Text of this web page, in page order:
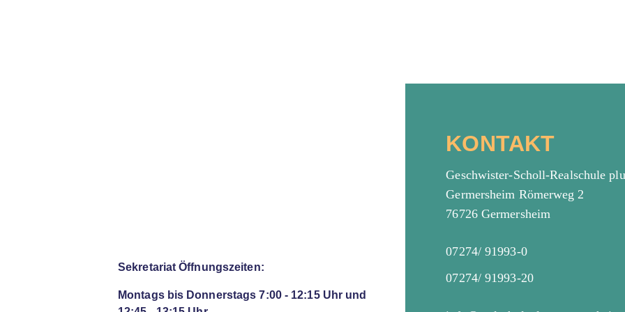
Sekretariat Öffnungszeiten:
Montags bis Donnerstags 7:00 - 12:15 Uhr und
KONTAKT
Geschwister-Scholl-Realschule
Germersheim Römerweg 2
76726 Germersheim
07274/ 91993-0
07274/ 91993-20